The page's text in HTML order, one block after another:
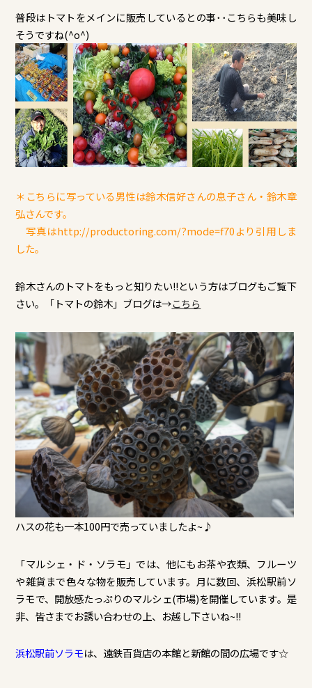
普段はトマトをメインに販売しているとの事･･こちらも美味し
そうですね(^o^)
＊こちらに写っている男性は鈴木信好さんの息子さん・鈴木章
弘さんです。
写真はhttp://productoring.com/?mode=f70より引用しま
した。
鈴木さんのトマトをもっと知りたい!!という方はブログもご覧下
さい。「トマトの鈴木」ブログは→こちら
ハスの花も一本100円で売っていましたよ~♪
「マルシェ・ド・ソラモ」では、他にもお茶や衣類、フルーツ
や雑貨まで色々な物を販売しています。月に数回、浜松駅前ソ
ラモで、開放感たっぷりのマルシェ(市場)を開催しています。是
非、皆さまでお誘い合わせの上、お越し下さいね~!!
浜松駅前ソラモは、遠鉄百貨店の本館と新館の間の広場です☆